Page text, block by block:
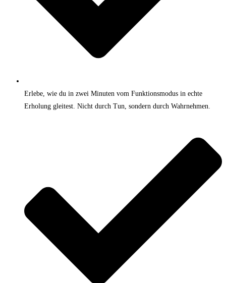
Erlebe, wie du in zwei Minuten vom Funktionsmodus in echte
Erholung gleitest. Nicht durch Tun, sondern durch Wahrnehmen.